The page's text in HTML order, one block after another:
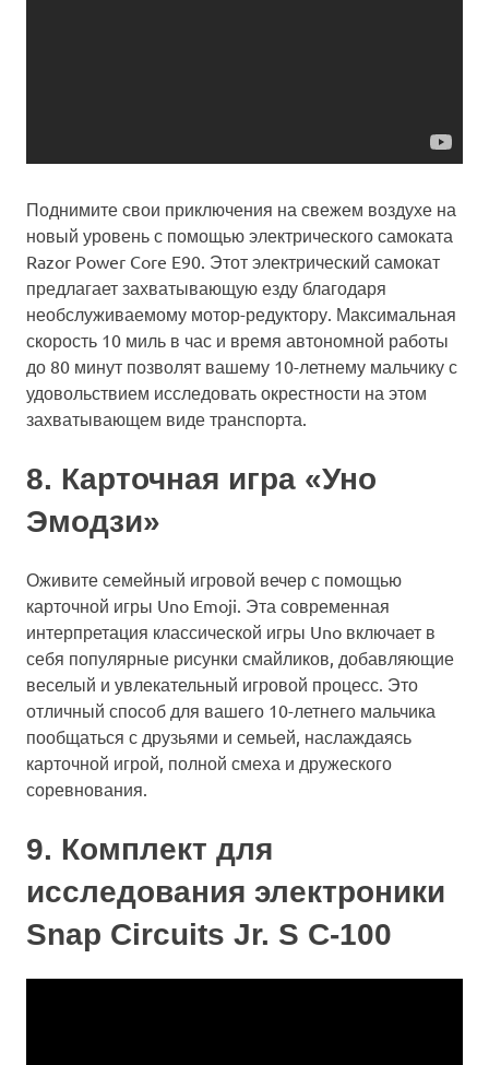
Поднимите свои приключения на свежем воздухе на
новый уровень с помощью электрического самоката
Razor Power Core E90. Этот электрический самокат
предлагает захватывающую езду благодаря
необслуживаемому мотор-редуктору. Максимальная
скорость 10 миль в час и время автономной работы
до 80 минут позволят вашему 10-летнему мальчику с
удовольствием исследовать окрестности на этом
захватывающем виде транспорта.
8. Карточная игра «Уно
Эмодзи»
Оживите семейный игровой вечер с помощью
карточной игры Uno Emoji. Эта современная
интерпретация классической игры Uno включает в
себя популярные рисунки смайликов, добавляющие
веселый и увлекательный игровой процесс. Это
отличный способ для вашего 10-летнего мальчика
пообщаться с друзьями и семьей, наслаждаясь
карточной игрой, полной смеха и дружеского
соревнования.
9. Комплект для
исследования электроники
Snap Circuits Jr. S C-100